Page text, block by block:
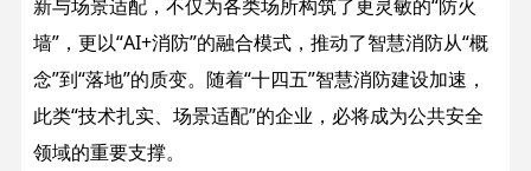
新与场景适配，不仅为各类场所构筑了更灵敏的“防火
墙”，更以“AI+消防”的融合模式，推动了智慧消防从“概
念”到“落地”的质变。随着“十四五”智慧消防建设加速，
此类“技术扎实、场景适配”的企业，必将成为公共安全
领域的重要支撑。